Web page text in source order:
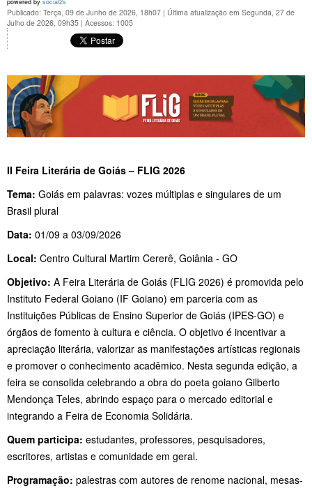
Publicado: Terça, 09 de Junho de 2026, 18h07 | Última atualização em Segunda, 27 de
Julho de 2026, 09h35 | Acessos: 1005
II Feira Literária de Goiás – FLIG 2026
Tema: Goiás em palavras: vozes múltiplas e singulares de um
Brasil plural
Data: 01/09 a 03/09/2026
Local: Centro Cultural Martim Cererê, Goiânia - GO
Objetivo: A Feira Literária de Goiás (FLIG 2026) é promovida pelo
Instituto Federal Goiano (IF Goiano) em parceria com as
Instituições Públicas de Ensino Superior de Goiás (IPES-GO) e
órgãos de fomento à cultura e ciência. O objetivo é incentivar a
apreciação literária, valorizar as manifestações artísticas regionais
e promover o conhecimento acadêmico. Nesta segunda edição, a
feira se consolida celebrando a obra do poeta goiano Gilberto
Mendonça Teles, abrindo espaço para o mercado editorial e
integrando a Feira de Economia Solidária.
Quem participa: estudantes, professores, pesquisadores,
escritores, artistas e comunidade em geral.
Programação: palestras com autores de renome nacional, mesas-